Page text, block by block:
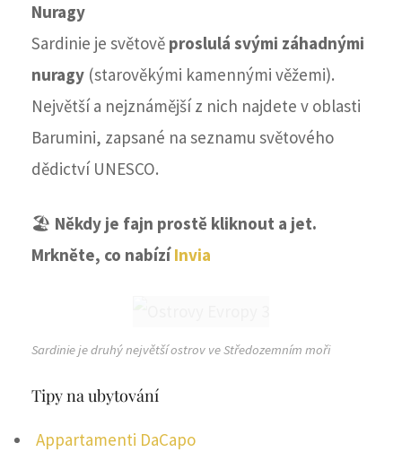
Nuragy
Sardinie je světově proslulá svými záhadnými
nuragy (starověkými kamennými věžemi).
Největší a nejznámější z nich najdete v oblasti
Barumini, zapsané na seznamu světového
dědictví UNESCO.
🏖️ Někdy je fajn prostě kliknout a jet.
Mrkněte, co nabízíInvia
Sardinie je druhý největší ostrov ve Středozemním moři
Tipy na ubytování
Appartamenti DaCapo